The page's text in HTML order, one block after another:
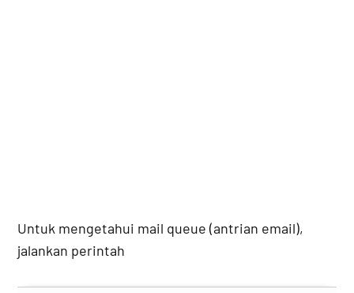
Untuk mengetahui mail queue (antrian email),
jalankan perintah